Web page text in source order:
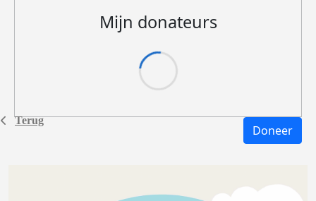
Terug
Mijn donateurs
Doneer